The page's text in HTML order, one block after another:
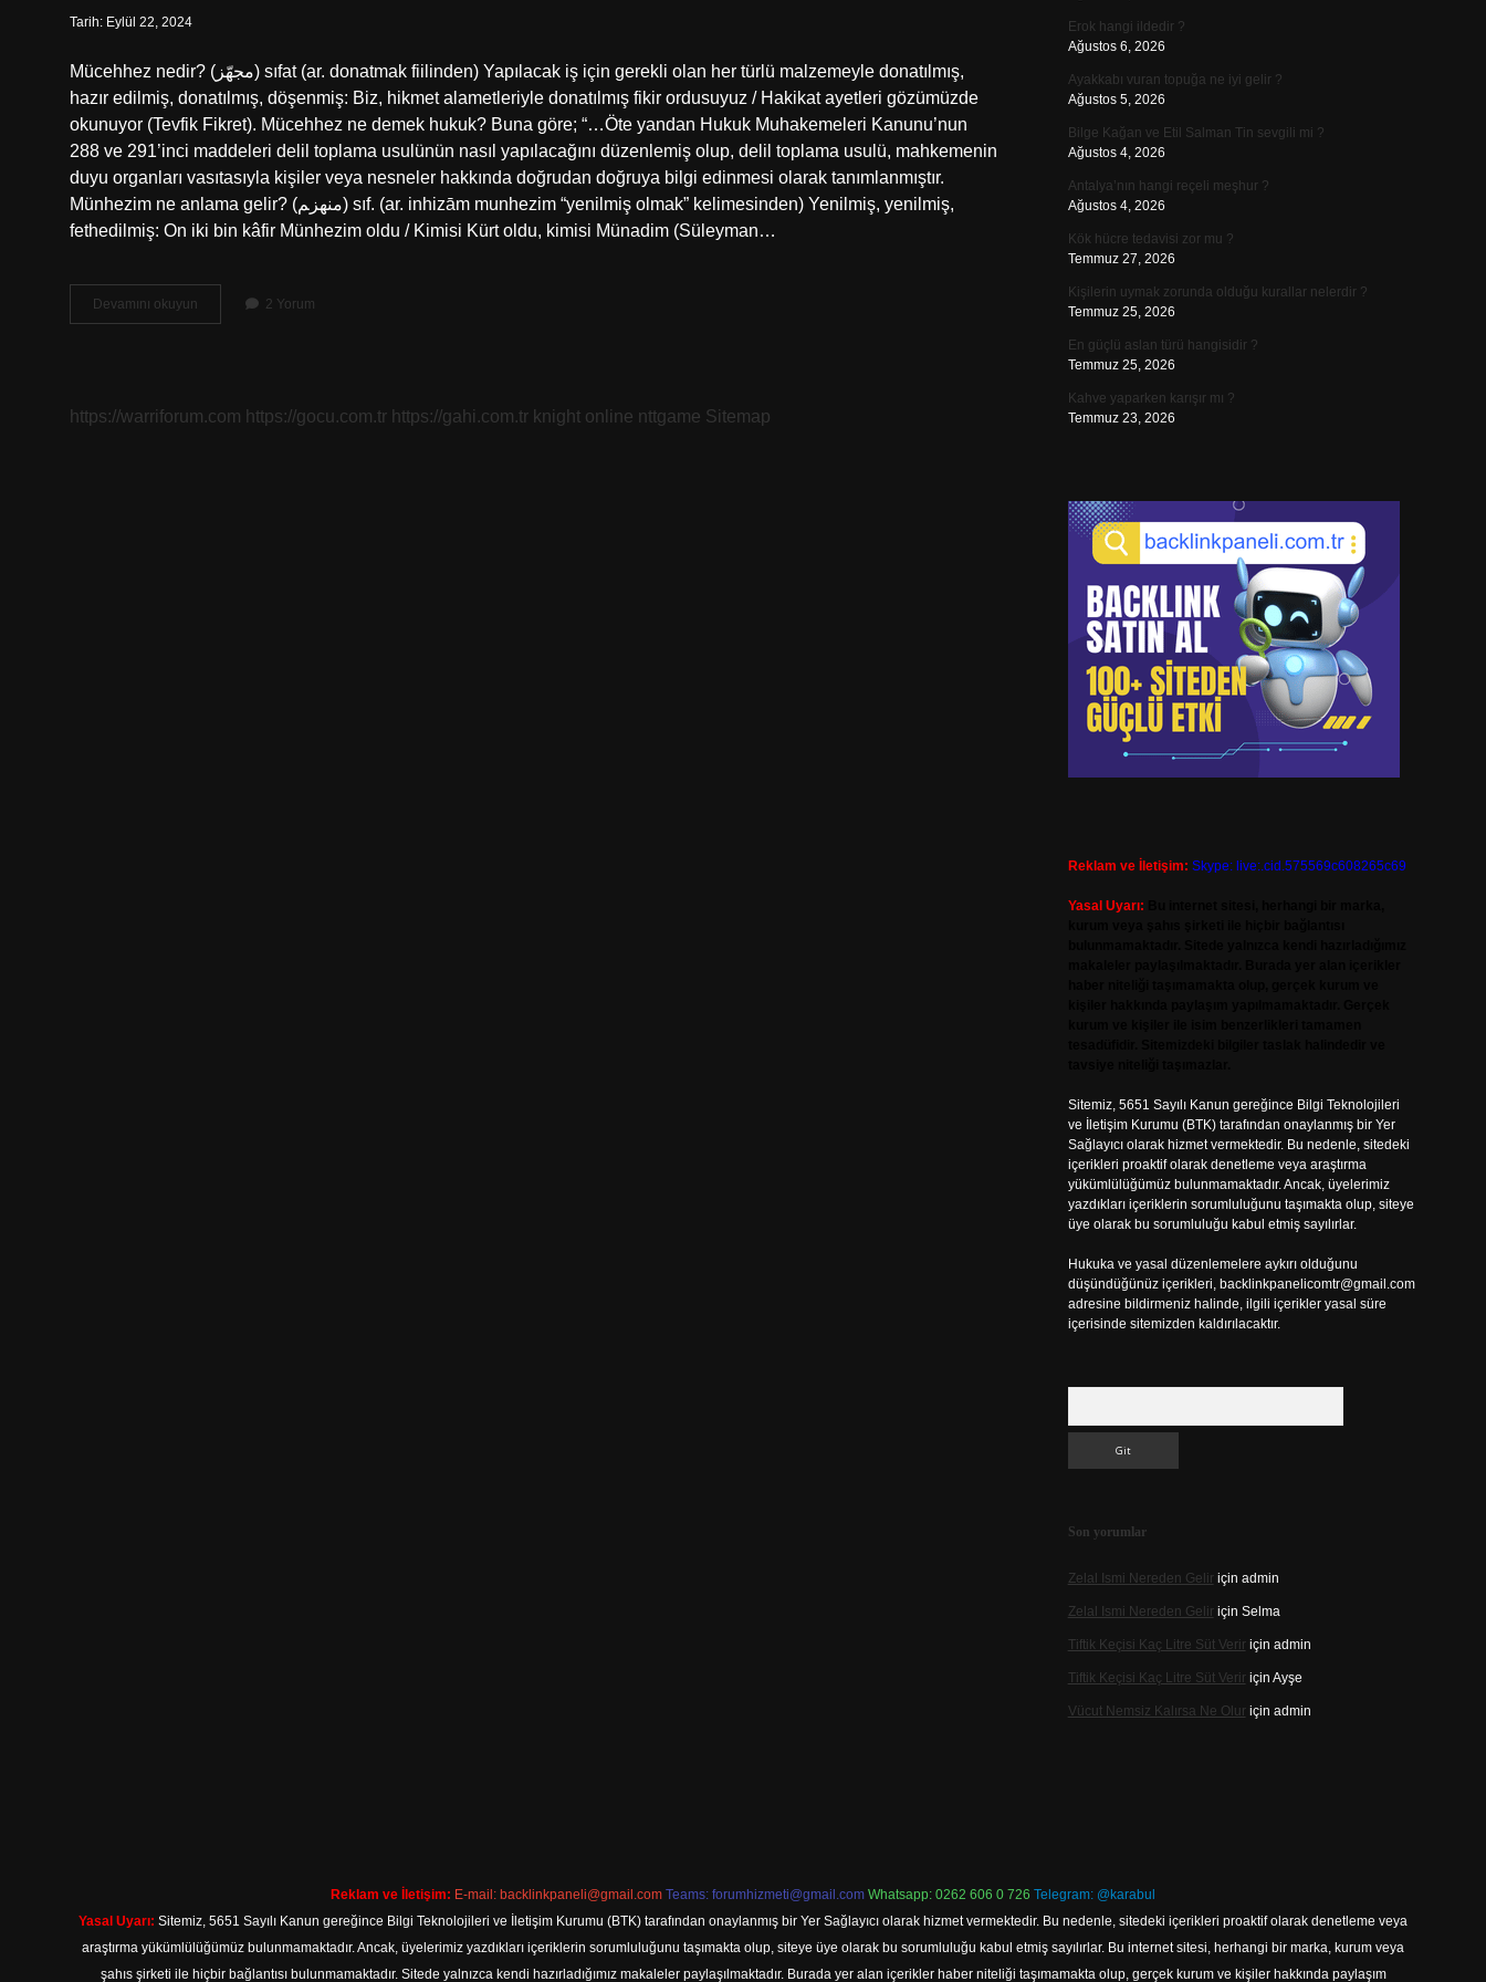
Tarih: Eylül 22, 2024
Mücehhez nedir? (ﻣﺠﻬّﺰ) sıfat (ar. donatmak fiilinden) Yapılacak iş için gerekli olan her türlü malzemeyle donatılmış,
hazır edilmiş, donatılmış, döşenmiş: Biz, hikmet alametleriyle donatılmış fikir ordusuyuz / Hakikat ayetleri gözümüzde
okunuyor (Tevfik Fikret). Mücehhez ne demek hukuk? Buna göre; “…Öte yandan Hukuk Muhakemeleri Kanunu’nun
288 ve 291’inci maddeleri delil toplama usulünün nasıl yapılacağını düzenlemiş olup, delil toplama usulü, mahkemenin
duyu organları vasıtasıyla kişiler veya nesneler hakkında doğrudan doğruya bilgi edinmesi olarak tanımlanmıştır.
Münhezim ne anlama gelir? (ﻣﻨﻬﺰﻢ) sıf. (ar. inhizām munhezim “yenilmiş olmak” kelimesinden) Yenilmiş, yenilmiş,
fethedilmiş: On iki bin kâfir Münhezim oldu / Kimisi Kürt oldu, kimisi Münadim (Süleyman…
Devamını okuyun Mücehhez
Ne
2 Yorum
https://warriforum.com https://gocu.com.tr https://gahi.com.tr knight online nttgame Sitemap
Erok hangi ildedir ?
Ağustos 6, 2026
Ayakkabı vuran topuğa ne iyi gelir ?
Ağustos 5, 2026
Bilge Kağan ve Etil Salman Tin sevgili mi ?
Ağustos 4, 2026
Antalya’nın hangi reçeli meşhur ?
Ağustos 4, 2026
Kök hücre tedavisi zor mu ?
Temmuz 27, 2026
Kişilerin uymak zorunda olduğu kurallar nelerdir ?
Temmuz 25, 2026
En güçlü aslan türü hangisidir ?
Temmuz 25, 2026
Kahve yaparken karışır mı ?
Temmuz 23, 2026
Reklam ve İletişim: Skype: live:.cid.575569c608265c69
Yasal Uyarı:
Sitemiz, 5651 Sayılı Kanun gereğince Bilgi Teknolojileri
ve İletişim Kurumu (BTK) tarafından onaylanmış bir Yer
Sağlayıcı olarak hizmet vermektedir. Bu nedenle, sitedeki
içerikleri proaktif olarak denetleme veya araştırma
yükümlülüğümüz bulunmamaktadır. Ancak, üyelerimiz
yazdıkları içeriklerin sorumluluğunu taşımakta olup, siteye
üye olarak bu sorumluluğu kabul etmiş sayılırlar.
Hukuka ve yasal düzenlemelere aykırı olduğunu
düşündüğünüz içerikleri, backlinkpanelicomtr@gmail.com
adresine bildirmeniz halinde, ilgili içerikler yasal süre
içerisinde sitemizden kaldırılacaktır.
Son yorumlar
Zelal Ismi Nereden Geliriçin admin
Zelal Ismi Nereden Geliriçin Selma
Tiftik Keçisi Kaç Litre Süt Veririçin admin
Tiftik Keçisi Kaç Litre Süt Veririçin Ayşe
Vücut Nemsiz Kalırsa Ne Oluriçin admin
Reklam ve İletişim: E-mail: backlinkpaneli@gmail.com Teams: forumhizmeti@gmail.com Whatsapp: 0262 606 0 726 Telegram: @karabul
Yasal Uyarı: Sitemiz, 5651 Sayılı Kanun gereğince Bilgi Teknolojileri ve İletişim Kurumu (BTK) tarafından onaylanmış bir Yer Sağlayıcı olarak hizmet vermektedir. Bu nedenle, sitedeki içerikleri proaktif olarak denetleme veya
araştırma yükümlülüğümüz bulunmamaktadır. Ancak, üyelerimiz yazdıkları içeriklerin sorumluluğunu taşımakta olup, siteye üye olarak bu sorumluluğu kabul etmiş sayılırlar. Bu internet sitesi, herhangi bir marka, kurum veya
şahıs şirketi ile hiçbir bağlantısı bulunmamaktadır. Sitede yalnızca kendi hazırladığımız makaleler paylaşılmaktadır. Burada yer alan içerikler haber niteliği taşımamakta olup, gerçek kurum ve kişiler hakkında paylaşım